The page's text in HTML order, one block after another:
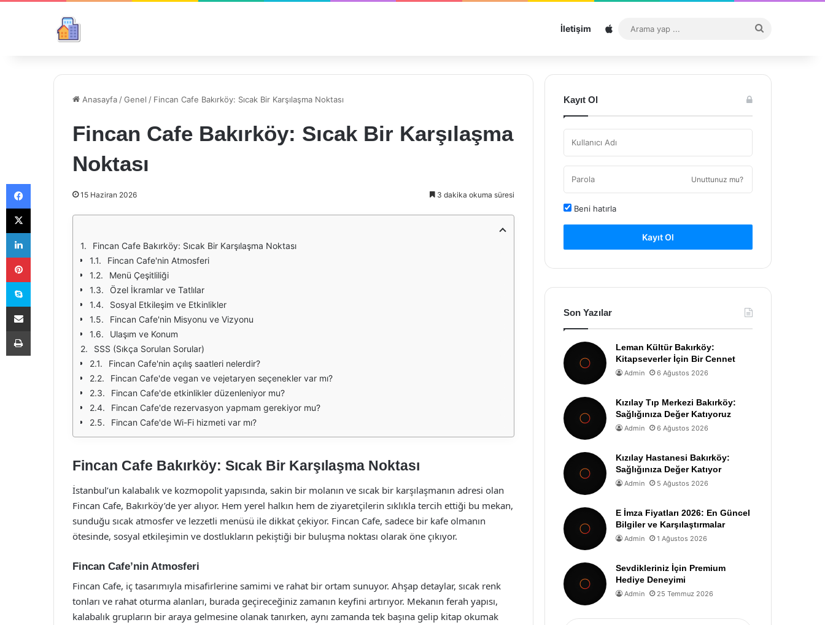
İletişim Sitemap
...
Anasayfa /Genel / Fincan Cafe Bakırköy: Sıcak Bir Karşılaşma Noktası
Fincan Cafe Bakırköy: Sıcak Bir Karşılaşma
Noktası
15 Haziran 2026 3 dakika okuma süresi
Fincan Cafe Bakırköy: Sıcak Bir Karşılaşma Noktası
Fincan Cafe'nin Atmosferi
Menü Çeşitliliği
Özel İkramlar ve Tatlılar
Sosyal Etkileşim ve Etkinlikler
Fincan Cafe'nin Misyonu ve Vizyonu
Ulaşım ve Konum
SSS (Sıkça Sorulan Sorular)
Fincan Cafe'nin açılış saatleri nelerdir?
Fincan Cafe'de vegan ve vejetaryen seçenekler var mı?
Fincan Cafe'de etkinlikler düzenleniyor mu?
Fincan Cafe'de rezervasyon yapmam gerekiyor mu?
Fincan Cafe'de Wi-Fi hizmeti var mı?
Fincan Cafe Bakırköy: Sıcak Bir Karşılaşma Noktası
İstanbul’un kalabalık ve kozmopolit yapısında, sakin bir molanın ve sıcak bir karşılaşmanın adresi olan
Fincan Cafe, Bakırköy’de yer alıyor. Hem yerel halkın hem de ziyaretçilerin sıklıkla tercih ettiği bu mekan,
sunduğu sıcak atmosfer ve lezzetli menüsü ile dikkat çekiyor. Fincan Cafe, sadece bir kafe olmanın
ötesinde, sosyal etkileşimin ve dostlukların pekiştiği bir buluşma noktası olarak öne çıkıyor.
Fincan Cafe’nin Atmosferi
Fincan Cafe, iç tasarımıyla misafirlerine samimi ve rahat bir ortam sunuyor. Ahşap detaylar, sıcak renk
tonları ve rahat oturma alanları, burada geçireceğiniz zamanın keyfini artırıyor. Mekanın ferah yapısı,
kalabalık grupların bir araya gelmesine olanak tanırken, aynı zamanda tek başına gelip kitap okumak
Kayıt Ol
Unuttunuz mu?
Beni hatırla
Kayıt Ol
Son Yazılar
Leman Kültür Bakırköy:
Kitapseverler İçin Bir Cennet
Admin 6 Ağustos 2026
Kızılay Tıp Merkezi Bakırköy:
Sağlığınıza Değer Katıyoruz
Admin 6 Ağustos 2026
Kızılay Hastanesi Bakırköy:
Sağlığınıza Değer Katıyor
Admin 5 Ağustos 2026
E İmza Fiyatları 2026: En Güncel
Bilgiler ve Karşılaştırmalar
Admin 1 Ağustos 2026
Sevdikleriniz İçin Premium
Hediye Deneyimi
Admin 25 Temmuz 2026
Facebook
X
LinkedIn
Pinterest
Skype
E-Posta ile paylaş